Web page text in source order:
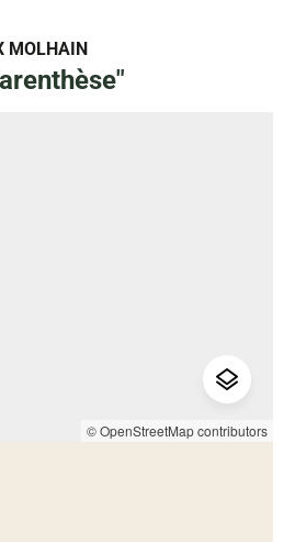
MOLHAIN
© OpenStreetMap contributors